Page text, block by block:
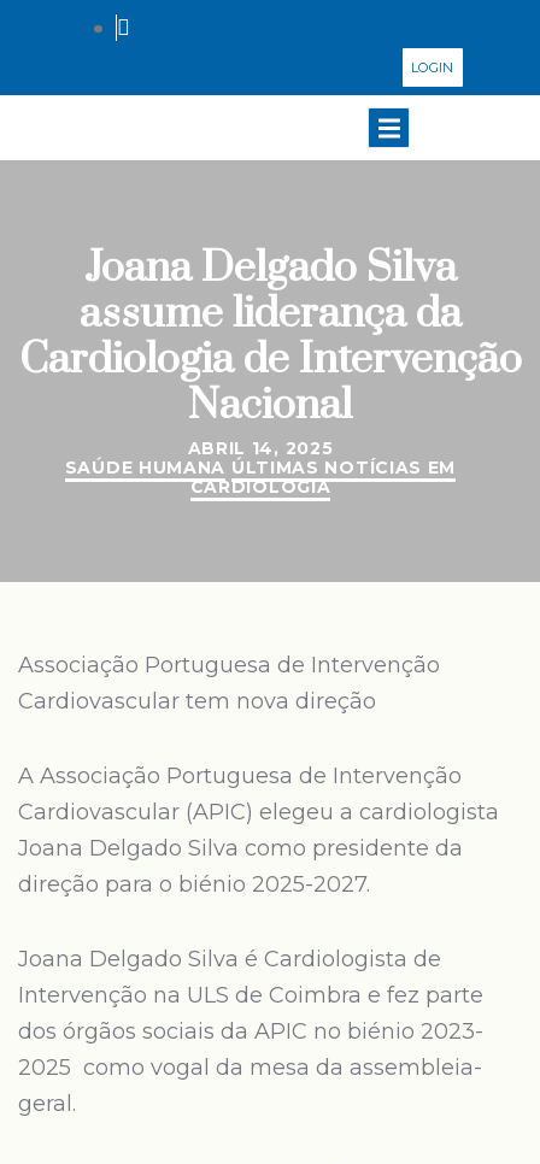
LOGIN
Joana Delgado Silva
assume liderança da
Cardiologia de Intervenção
Nacional
ABRIL 14, 2025
SAÚDE HUMANA ÚLTIMAS NOTÍCIAS EM
CARDIOLOGIA
Associação Portuguesa de Intervenção
Cardiovascular tem nova direção
A Associação Portuguesa de Intervenção
Cardiovascular (APIC) elegeu a cardiologista
Joana Delgado Silva como presidente da
direção para o biénio 2025-2027.
Joana Delgado Silva é Cardiologista de
Intervenção na ULS de Coimbra e fez parte
dos órgãos sociais da APIC no biénio 2023-
2025 como vogal da mesa da assembleia-
geral.